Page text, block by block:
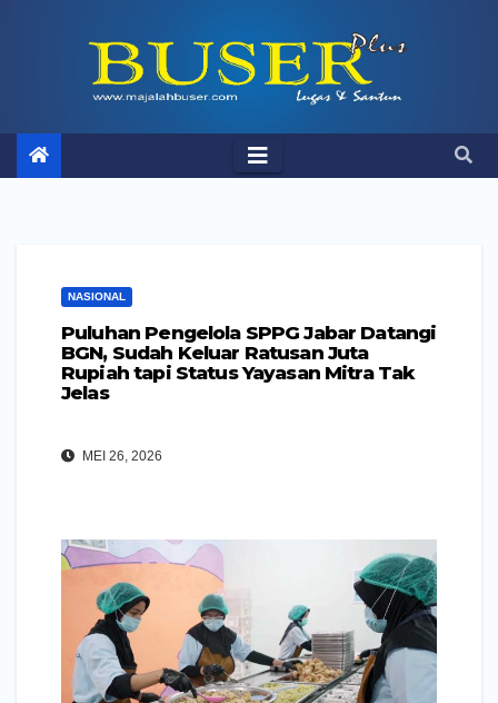
NASIONAL
Puluhan Pengelola SPPG Jabar Datangi
BGN, Sudah Keluar Ratusan Juta
Rupiah tapi Status Yayasan Mitra Tak
Jelas
MEI 26, 2026